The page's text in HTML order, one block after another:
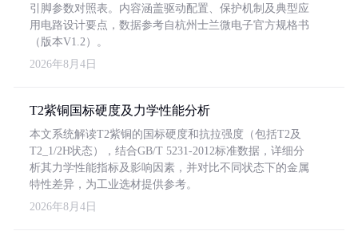
引脚参数对照表。内容涵盖驱动配置、保护机制及典型应
用电路设计要点，数据参考自杭州士兰微电子官方规格书
（版本V1.2）。
2026年8月4日
T2紫铜国标硬度及力学性能分析
本文系统解读T2紫铜的国标硬度和抗拉强度（包括T2及
T2_1/2H状态），结合GB/T 5231-2012标准数据，详细分
析其力学性能指标及影响因素，并对比不同状态下的金属
特性差异，为工业选材提供参考。
2026年8月4日